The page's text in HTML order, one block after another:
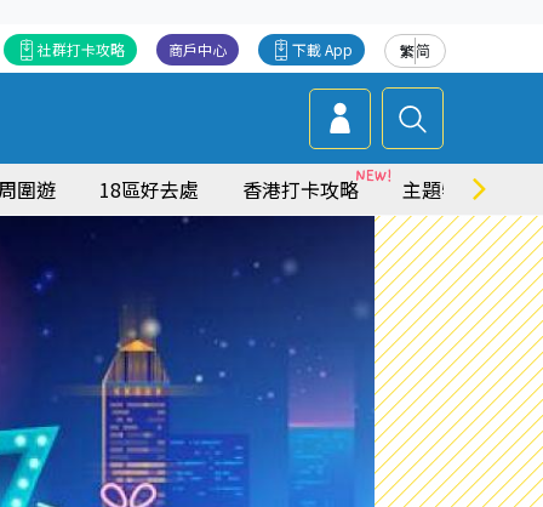
繁简
下載 App
商戶中心
社群打卡攻略
圍遊 18區好去處 香港打卡攻略 主題特集